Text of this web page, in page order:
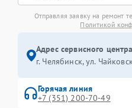
Отправляя заявку на ремонт
Политикой
Адрес сервисного
г. Челябинск, ул.
Горячая линия
+7 (351) 200-70-49